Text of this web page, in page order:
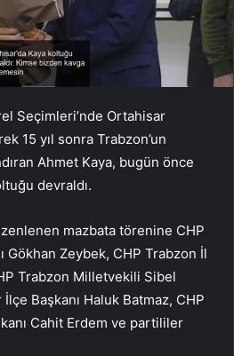
Seçimleri’nde Ortahisar
15 yıl sonra Trabzon’un
Ahmet Kaya, bugün önce
devraldı.
mazbata törenine CHP
Gökhan Zeybek, CHP Trabzon İl
Trabzon Milletvekili Sibel
Başkanı Haluk Batmaz, CHP
Cahit Erdem ve partililer